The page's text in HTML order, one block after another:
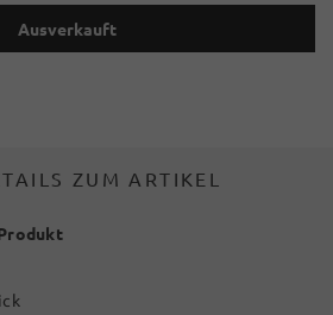
Ausverkauft
ZUM ARTIKEL